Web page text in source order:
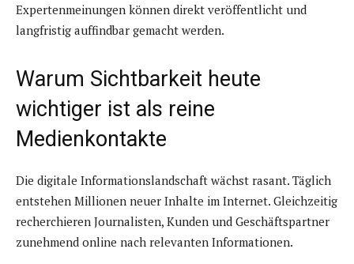
Expertenmeinungen können direkt veröffentlicht und
langfristig auffindbar gemacht werden.
Warum Sichtbarkeit heute
wichtiger ist als reine
Medienkontakte
Die digitale Informationslandschaft wächst rasant. Täglich
entstehen Millionen neuer Inhalte im Internet. Gleichzeitig
recherchieren Journalisten, Kunden und Geschäftspartner
zunehmend online nach relevanten Informationen.